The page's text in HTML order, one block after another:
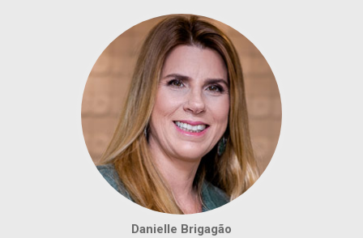
Danielle Brigagão